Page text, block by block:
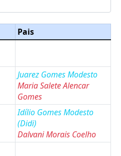
Pais
Juarez Gomes Modesto
Maria Salete Alencar
Gomes
Idílio Gomes Modesto
(Didi)
Dalvani Morais Coelho